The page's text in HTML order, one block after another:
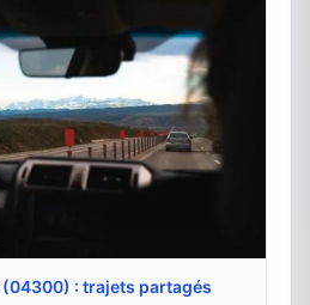
: trajets partagés